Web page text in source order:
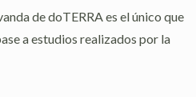
de doTERRA es el único que
a estudios realizados por la